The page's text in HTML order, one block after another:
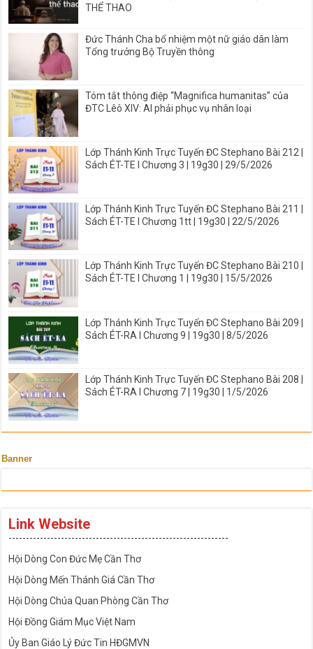
THỂ THAO
Đức Thánh Cha bổ nhiệm một nữ giáo dân làm
Tổng trưởng Bộ Truyền thông
Tóm tắt thông điệp “Magnifica humanitas” của
ĐTC Lêô XIV: AI phải phục vụ nhân loại
Lớp Thánh Kinh Trực Tuyến ĐC Stephano Bài 212 |
Sách ÉT-TE I Chương 3 | 19g30 | 29/5/2026
Lớp Thánh Kinh Trực Tuyến ĐC Stephano Bài 211 |
Sách ÉT-TE I Chương 1tt | 19g30 | 22/5/2026
Lớp Thánh Kinh Trực Tuyến ĐC Stephano Bài 210 |
Sách ÉT-TE I Chương 1 | 19g30 | 15/5/2026
Lớp Thánh Kinh Trực Tuyến ĐC Stephano Bài 209 |
Sách ÉT-RA I Chương 9 | 19g30 | 8/5/2026
Lớp Thánh Kinh Trực Tuyến ĐC Stephano Bài 208 |
Sách ÉT-RA I Chương 7 | 19g30 | 1/5/2026
Banner
Link Website
---------------------------------------------------------------
Hội Dòng Con Đức Mẹ Cần Thơ
Hội Dòng Mến Thánh Giá Cần Thơ
Hội Dòng Chúa Quan Phòng Cần Thơ
Hội Đồng Giám Mục Việt Nam
Ủy Ban Giáo Lý Đức Tin HĐGMVN